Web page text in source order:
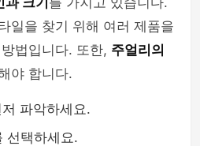
일을 찾기 위해 여러 제품을
법입니다. 또한, 주얼리의
야 합니다.
파악하세요.
선택하세요.